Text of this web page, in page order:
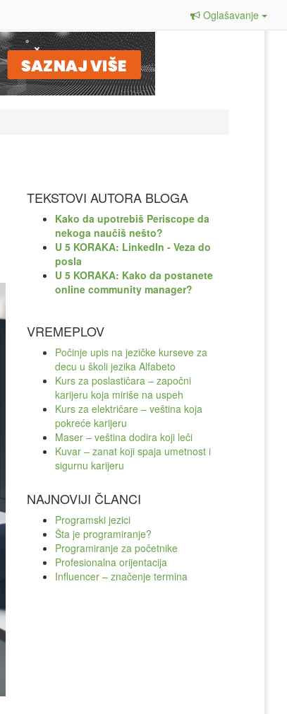
Oglašavanje
TEKSTOVI AUTORA BLOGA
Kako da upotrebiš Periscope da
nekoga naučiš nešto?
U 5 KORAKA: LinkedIn - Veza do
posla
U 5 KORAKA: Kako da postanete
online community manager?
VREMEPLOV
Počinje upis na jezičke kurseve za
decu u školi jezika Alfabeto
Kurs za poslastičara – započni
karijeru koja miriše na uspeh
Kurs za električare – veština koja
pokreće karijeru
Maser – veština dodira koji leči
Kuvar – zanat koji spaja umetnost i
sigurnu karijeru
NAJNOVIJI ČLANCI
Programski jezici
Šta je programiranje?
Programiranje za početnike
Profesionalna orijentacija
Influencer – značenje termina